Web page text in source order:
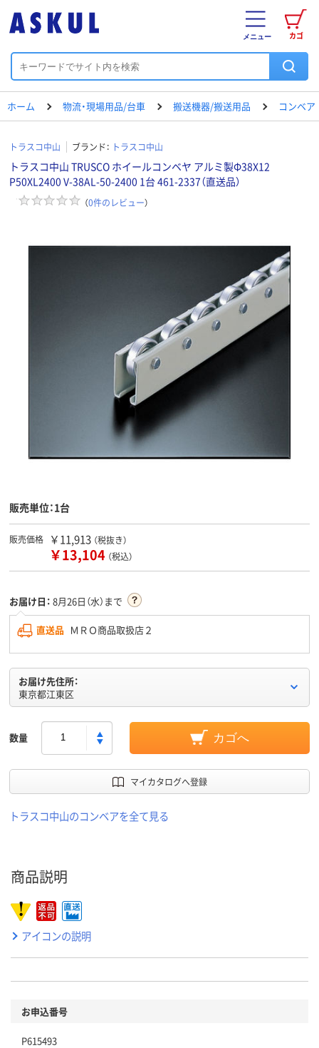
カゴ
メニュー
ホーム 物流・現場用品/台車 搬送機器/搬送用品 コンベア
トラスコ中山 ブランド： トラスコ中山
トラスコ中山 TRUSCO ホイールコンベヤ アルミ製Φ38X12
P50XL2400 V-38AL-50-2400 1台 461-2337（直送品）
（0件のレビュー）
販売単位：1台
販売価格 ￥11,913 （税抜き）
￥13,104 （税込）
お届け日： 8月26日（水）まで
直送品 ＭＲＯ商品取扱店２
お届け先住所：
東京都江東区
数量 カゴへ
マイカタログへ登録
トラスコ中山のコンベアを全て見る
商品説明
アイコンの説明
お申込番号
P615493